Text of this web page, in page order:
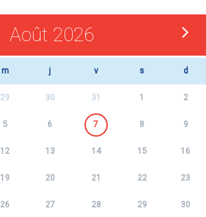
Août 2026
m j v s d
29 30 31 1 2
5 6 7 8 9
12 13 14 15 16
19 20 21 22 23
26 27 28 29 30